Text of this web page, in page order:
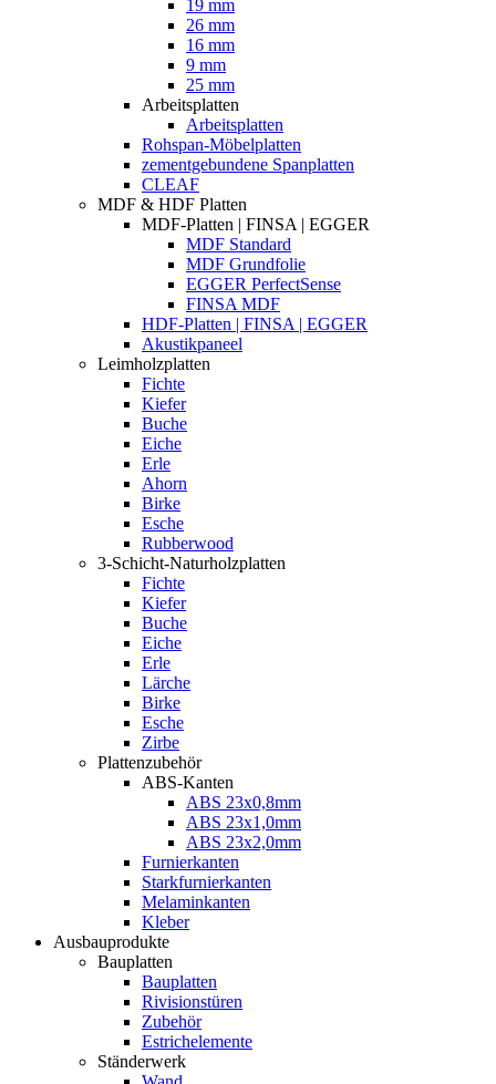
19 mm
26 mm
16 mm
9 mm
25 mm
Arbeitsplatten
Arbeitsplatten
Rohspan-Möbelplatten
zementgebundene Spanplatten
CLEAF
MDF & HDF Platten
MDF-Platten | FINSA | EGGER
MDF Standard
MDF Grundfolie
EGGER PerfectSense
FINSA MDF
HDF-Platten | FINSA | EGGER
Akustikpaneel
Leimholzplatten
Fichte
Kiefer
Buche
Eiche
Erle
Ahorn
Birke
Esche
Rubberwood
3-Schicht-Naturholzplatten
Fichte
Kiefer
Buche
Eiche
Erle
Lärche
Birke
Esche
Zirbe
Plattenzubehör
ABS-Kanten
ABS 23x0,8mm
ABS 23x1,0mm
ABS 23x2,0mm
Furnierkanten
Starkfurnierkanten
Melaminkanten
Kleber
Ausbauprodukte
Bauplatten
Bauplatten
Rivisionstüren
Zubehör
Estrichelemente
Ständerwerk